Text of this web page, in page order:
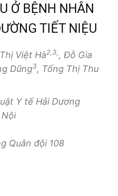
Ở BỆNH NHÂN
TIẾT NIỆU
Việt Hà2,3,, Đỗ Gia
Dũng3, Tống Thị Thu
Y tế Hải Dương
Quân đội 108